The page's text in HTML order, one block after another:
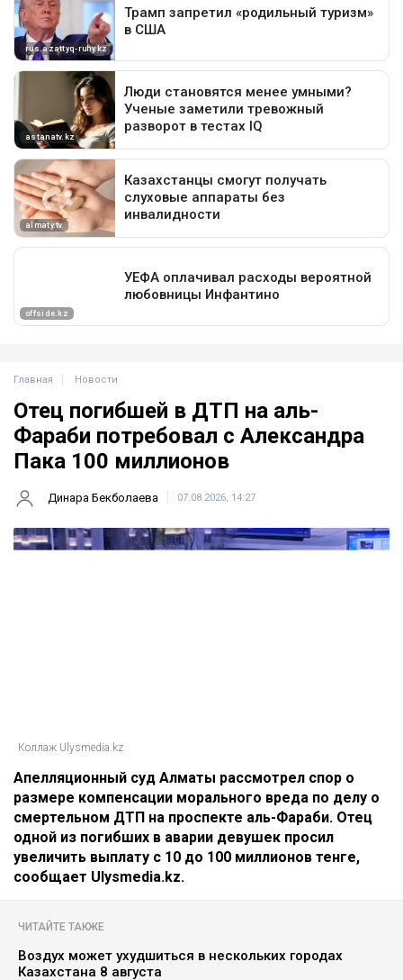
Главная Новости
Отец погибшей в ДТП на аль-
Фараби потребовал с Александра
Пака 100 миллионов
Динара Бекболаева 07.08.2026, 14:27
Коллаж Ulysmedia.kz
Апелляционный суд Алматы рассмотрел спор о
размере компенсации морального вреда по делу о
смертельном ДТП на проспекте аль-Фараби. Отец
одной из погибших в аварии девушек просил
увеличить выплату с 10 до 100 миллионов тенге,
сообщает Ulysmedia.kz.
ЧИТАЙТЕ ТАКЖЕ
Воздух может ухудшиться в нескольких городах
Казахстана 8 августа